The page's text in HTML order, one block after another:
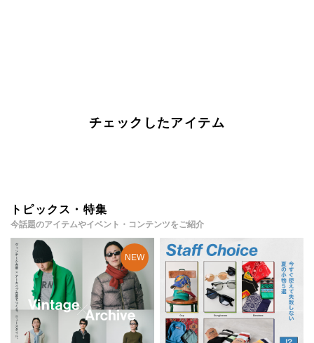
チェックしたアイテム
トピックス・特集
今話題のアイテムやイベント・コンテンツをご紹介